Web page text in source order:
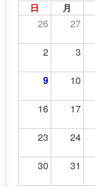
日 月
26 27
2
3
9 10
16
17
23
24
30
31